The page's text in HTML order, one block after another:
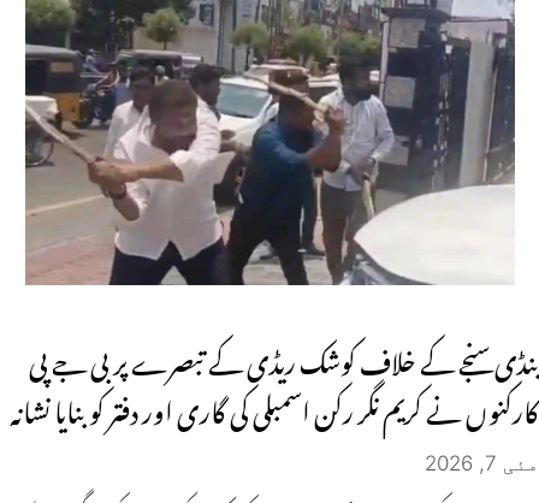
بنڈی سنجے کے خلاف کوشک ریڈی کے تبصرے پر بی جے پی
کارکنوں نے کریم نگر رکن اسمبلی کی گاری اور دفتر کو بنایا نشانہ
مئی 7, 2026